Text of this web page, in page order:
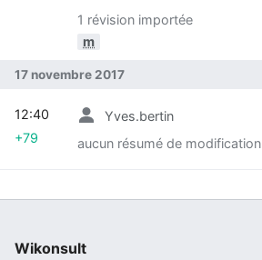
1 révision importée
m
17 novembre 2017
Yves.bertin
aucun résumé de modification
12:40
+79
Wikonsult